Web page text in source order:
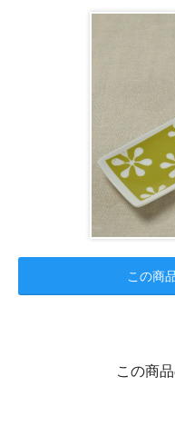
この商
この商